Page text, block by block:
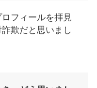
フィールを拝見
欺だと思いまし